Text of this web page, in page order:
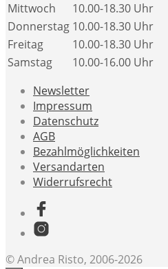
Mittwoch
10.00-18.30 Uhr
Donnerstag 10.00-18.30 Uhr
Freitag
10.00-18.30 Uhr
Samstag
10.00-16.00 Uhr
Newsletter
Impressum
Datenschutz
AGB
Bezahlmöglichkeiten
Versandarten
Widerrufsrecht
© Andrea Risto, 2006-2026